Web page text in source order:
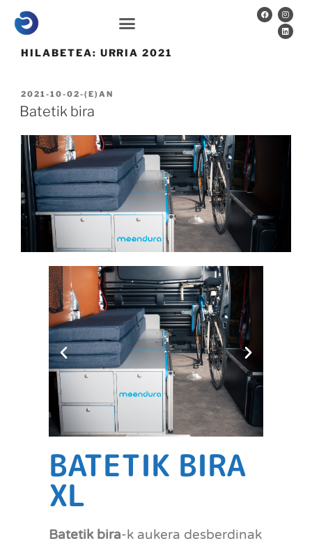
HILABETEA: URRIA 2021
2021-10-02-(E)AN
Batetik bira
BATETIK BIRA
XL
Batetik bira-k aukera desberdinak